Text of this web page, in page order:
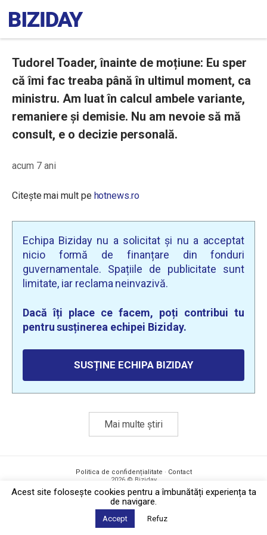
Tudorel Toader, înainte de moțiune: Eu sper
că îmi fac treaba până în ultimul moment, ca
ministru. Am luat în calcul ambele variante,
remaniere și demisie. Nu am nevoie să mă
consult, e o decizie personală.
acum 7 ani
Citește mai mult pe hotnews.ro
Echipa Biziday nu a solicitat și nu a acceptat
nicio formă de finanțare din fonduri
guvernamentale. Spațiile de publicitate sunt
limitate, iar reclama neinvazivă.
Dacă îți place ce facem, poți contribui tu
pentru susținerea echipei Biziday.
SUSȚINE ECHIPA BIZIDAY
Mai multe știri
Politica de confidențialitate · Contact
2026 © Biziday
Acest site foloseşte cookies pentru a îmbunătăți experiența ta
de navigare.
Accept Refuz